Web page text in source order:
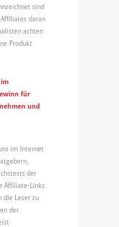
sind
daran
achten
Produkt
für
und
im Internet
der
Affiliate-Links
die Leser zu
der